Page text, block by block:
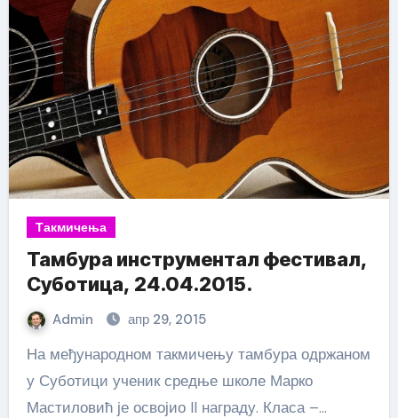
Такмичења
Тамбура инструментал фестивал,
Суботица, 24.04.2015.
Admin апр 29, 2015
На међународном такмичењу тамбура одржаном
у Суботици ученик средње школе Марко
Мастиловић је освојио II награду. Класа –…